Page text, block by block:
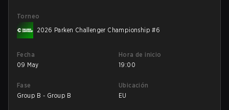
Torneo
2026 Parken Challenger Championship #6
Fecha
09 May
Hora de inicio
19:00
Fase
Group B - Group B
Ubicación
EU